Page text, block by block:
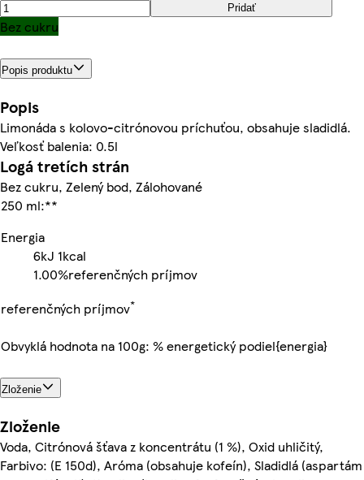
Pridať
Bez cukru
Popis produktu
Popis
Limonáda s kolovo-citrónovou príchuťou, obsahuje sladidlá.
Veľkosť balenia: 0.5l
Logá tretích strán
Bez cukru, Zelený bod, Zálohované
250 ml:**
Energia
6kJ 1kcal
1.00%referenčných príjmov
referenčných príjmov*
Obvyklá hodnota na 100g: % energetický podiel{energia}
Zloženie
Zloženie
Voda, Citrónová šťava z koncentrátu (1 %), Oxid uhličitý,
Farbivo: (E 150d), Aróma (obsahuje kofeín), Sladidlá (aspartám